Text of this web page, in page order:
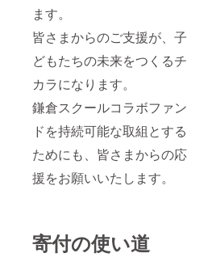
ます。
皆さまからのご支援が、子
どもたちの未来をつくるチ
カラになります。
鎌倉スクールコラボファン
ドを持続可能な取組とする
ためにも、皆さまからの応
援をお願いいたします。
寄付の使い道